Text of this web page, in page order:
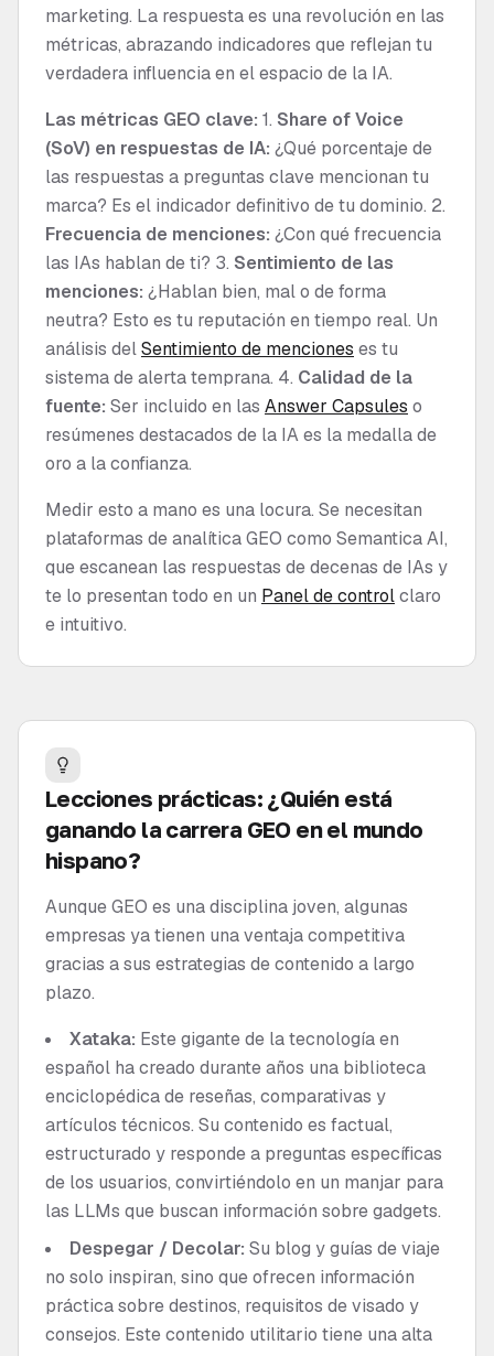
marketing. La respuesta es una revolución en las
métricas, abrazando indicadores que reflejan tu
verdadera influencia en el espacio de la IA.
Las métricas GEO clave: 1. Share of Voice
(SoV) en respuestas de IA: ¿Qué porcentaje de
las respuestas a preguntas clave mencionan tu
marca? Es el indicador definitivo de tu dominio. 2.
Frecuencia de menciones: ¿Con qué frecuencia
las IAs hablan de ti? 3. Sentimiento de las
menciones: ¿Hablan bien, mal o de forma
neutra? Esto es tu reputación en tiempo real. Un
análisis delSentimiento de menciones es tu
sistema de alerta temprana. 4. Calidad de la
fuente: Ser incluido en las Answer Capsules o
resúmenes destacados de la IA es la medalla de
oro a la confianza.
Medir esto a mano es una locura. Se necesitan
plataformas de analítica GEO como Semantica AI,
que escanean las respuestas de decenas de IAs y
te lo presentan todo en un Panel de controlclaro
e intuitivo.
Lecciones prácticas: ¿Quién está
ganando la carrera GEO en el mundo
hispano?
Aunque GEO es una disciplina joven, algunas
empresas ya tienen una ventaja competitiva
gracias a sus estrategias de contenido a largo
plazo.
Xataka: Este gigante de la tecnología en
español ha creado durante años una biblioteca
enciclopédica de reseñas, comparativas y
artículos técnicos. Su contenido es factual,
estructurado y responde a preguntas específicas
de los usuarios, convirtiéndolo en un manjar para
las LLMs que buscan información sobre gadgets.
Despegar / Decolar: Su blog y guías de viaje
no solo inspiran, sino que ofrecen información
práctica sobre destinos, requisitos de visado y
consejos. Este contenido utilitario tiene una alta